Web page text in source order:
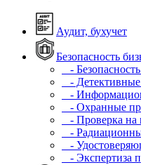
Аудит, бухучет
Безопасность
-
- Детективные
-
- Охранные
- Проверка на
-
-
- Экспертиза